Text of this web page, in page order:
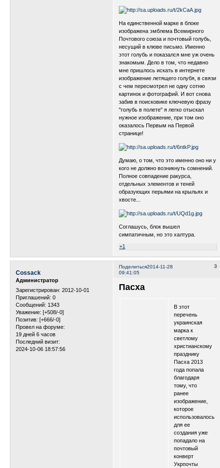
На единственной марке в блоке
изображена эмблема Всемирного
Почтового союза и почтовый голубь,
несущий в клюве письмо. Именно
этот голубь и показался мне уж очень
знакомым. Дело в том, что недавно
мне пришлось искать в интернете
изображение летящего голубя, в связи
с чем пересмотрел не одну сотню
картинок и фотографий. И вот снова
забив в поисковике ключевую фразу
"голубь в полете" я легко отыскал
нужное изображение, при том оно
оказалось Первым на Первой
странице!
Думаю, о том, что это именно оно ни у
кого не должно возникнуть сомнений.
Полное совпадение ракурса,
отдельных элементов и теней
образующих перьями на крыльях и
хвосте...
Соглашусь, блок вышел
симпатичным, но это халтура.
+1
Поделиться 3
2014-11-28
09:41:05
Cossack
Администратор
Зарегистрирован: 2012-10-01
Приглашений: 0
Сообщений: 1343
Уважение: [+508/-0]
Позитив: [+666/-0]
Провел на форуме:
19 дней 6 часов
Последний визит:
2024-10-06 18:57:56
Пасха
В этот
перечень
украинская
марка к
светлому
христианскому
празднику
Пасха 2013
года попала
благодаря
тому, что
ранее
изображение,
которое
использовалось
для ее
создания уже
попадало на
почтовый
конверт
Укрпочты